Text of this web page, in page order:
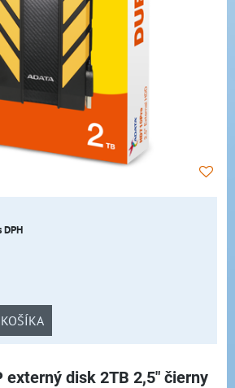
DPH
externý disk 2TB 2,5" čierny